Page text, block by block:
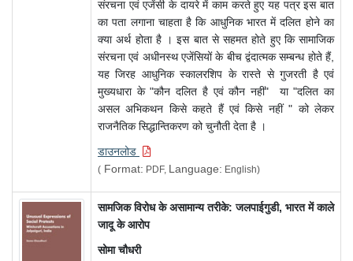
संरचना एवं एजेंसी के दायरे में काम करते हुए यह पत्र इस बात
का पता लगाना चाहता है कि आधुनिक भारत में दलित होने का
क्या अर्थ होता है । इस बात से सहमत होते हुए कि सामाजिक
संरचना एवं अधीनस्थ एजेंसियों के बीच द्वंदात्मक सम्बन्ध होते हैं,
यह जिरह आधुनिक स्कालरशिप के रास्ते से गुजरती है एवं
मुख्यधारा के "कौन दलित है एवं कौन नहीं" या "दलित का
असल अभिकथन किसे कहते हैं एवं किसे नहीं " को लेकर
राजनैतिक सिद्धान्तिकरण को चुनौती देता है ।
डाउनलोड
( Format: PDF, Language: English)
सामजिक विरोध के असामान्य तरीके: जलपाईगुडी, भारत में काले
जादू के आरोप
सोमा चौधरी